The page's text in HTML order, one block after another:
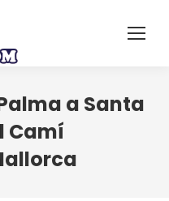
a Santa
Camí